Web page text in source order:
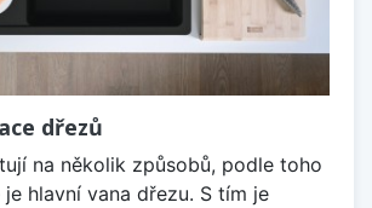
dřezů
na několik způsobů, podle toho
je hlavní vana dřezu. S tím je